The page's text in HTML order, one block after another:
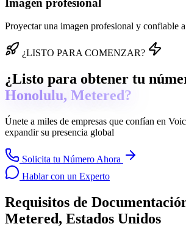
Imagen profesional
Proyectar una imagen profesional y confiable
¿LISTO PARA COMENZAR?
¿Listo para obtener tu
Honolulu, Metered?
Únete a miles de empresas que confían en
expandir su presencia global
Solicita tu Número Ahora
Hablar con un Experto
Requisitos de
Metered, Estados Unidos